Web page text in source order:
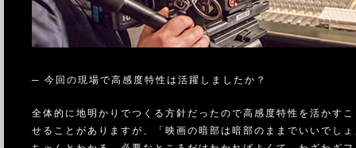
─ 今回の現場で高感度特性は活躍しましたか？
全体的に地明かりでつくる方針だったので高感度特性を活かす
せることがありますが、「映画の暗部は暗部のままでいいでし